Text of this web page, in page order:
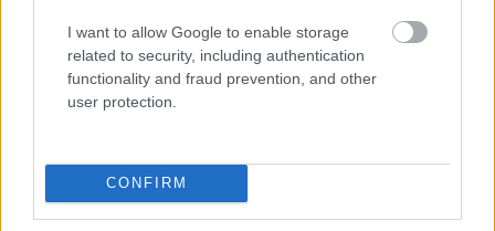
I want to allow Google to enable storage
related to security, including authentication
functionality and fraud prevention, and other
user protection.
CONFIRM
VÁLOGATOTTAK